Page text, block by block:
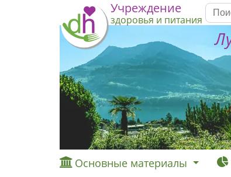
Учреждение
здоровья и питания
Основные материалы